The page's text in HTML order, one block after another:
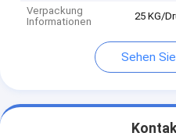
Verpackung
Informationen
25 KG/
Sehen